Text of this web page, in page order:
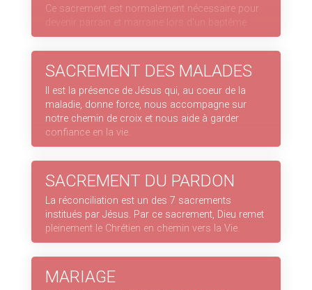
Ce sacrement est normalement nécessaire pour
devenir parrain et marraine lors d'un baptême.
SACREMENT DES MALADES
Il est la présence de Jésus qui, au coeur de la
maladie, donne force, nous accompagne sur
notre chemin de croix et nous aide à garder
confiance en la vie.
SACREMENT DU PARDON
La réconciliation est un des 7 sacrements
institués par Jésus. Par ce sacrement, Dieu remet
pleinement le Chrétien en chemin vers la Vie.
MARIAGE